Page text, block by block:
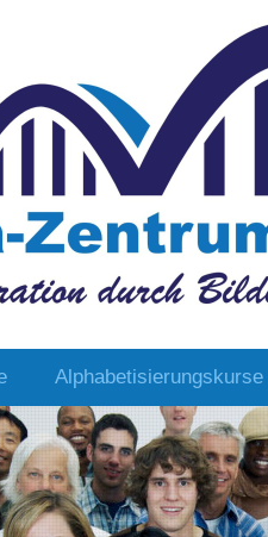
Alphabetisierungskurse